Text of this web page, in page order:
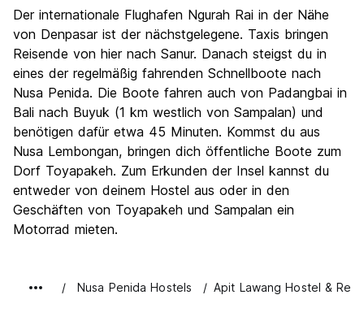
Der internationale Flughafen Ngurah Rai in der Nähe
von Denpasar ist der nächstgelegene. Taxis bringen
Reisende von hier nach Sanur. Danach steigst du in
eines der regelmäßig fahrenden Schnellboote nach
Nusa Penida. Die Boote fahren auch von Padangbai in
Bali nach Buyuk (1 km westlich von Sampalan) und
benötigen dafür etwa 45 Minuten. Kommst du aus
Nusa Lembongan, bringen dich öffentliche Boote zum
Dorf Toyapakeh. Zum Erkunden der Insel kannst du
entweder von deinem Hostel aus oder in den
Geschäften von Toyapakeh und Sampalan ein
Motorrad mieten.
Nusa Penida Hostels Apit Lawang Hostel &